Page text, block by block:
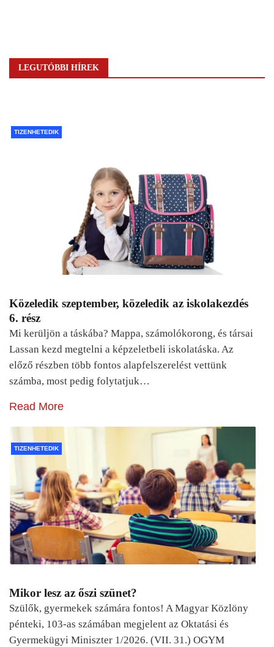
LEGUTÓBBI HÍREK
TIZENHETEDIK
Közeledik szeptember, közeledik az iskolakezdés
6. rész
Mi kerüljön a táskába? Mappa, számolókorong, és társai
Lassan kezd megtelni a képzeletbeli iskolatáska. Az
előző részben több fontos alapfelszerelést vettünk
számba, most pedig folytatjuk…
Read More
TIZENHETEDIK
Mikor lesz az őszi szünet?
Szülők, gyermekek számára fontos! A Magyar Közlöny
pénteki, 103-as számában megjelent az Oktatási és
Gyermekügyi Miniszter 1/2026. (VII. 31.) OGYM